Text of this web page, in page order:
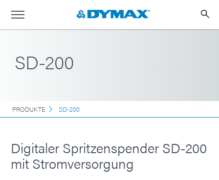
SD-200
PRODUKTE SD-200
Digitaler Spritzenspender SD-200
mit Stromversorgung